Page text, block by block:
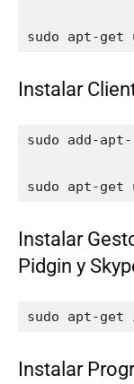
sudo apt-get
Instalar
sudo add-
sudo apt-
Instalar
Pidgin y
sudo apt-
Instalar